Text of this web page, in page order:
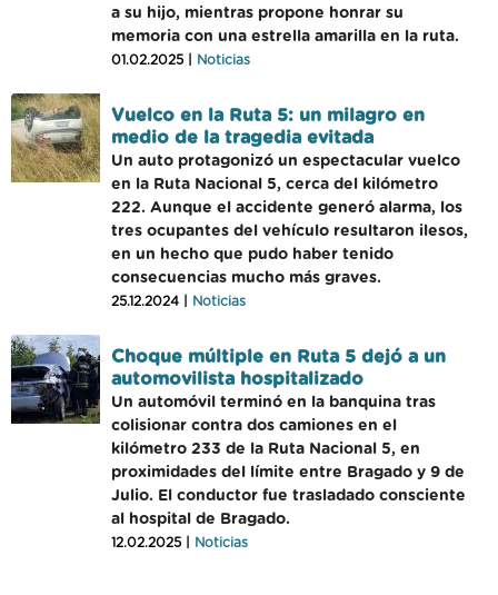
a su hijo, mientras propone honrar su
memoria con una estrella amarilla en la ruta.
01.02.2025 | Noticias
Vuelco en la Ruta 5: un milagro en
medio de la tragedia evitada
Un auto protagonizó un espectacular vuelco
en la Ruta Nacional 5, cerca del kilómetro
222. Aunque el accidente generó alarma, los
tres ocupantes del vehículo resultaron ilesos,
en un hecho que pudo haber tenido
consecuencias mucho más graves.
25.12.2024 | Noticias
Choque múltiple en Ruta 5 dejó a un
automovilista hospitalizado
Un automóvil terminó en la banquina tras
colisionar contra dos camiones en el
kilómetro 233 de la Ruta Nacional 5, en
proximidades del límite entre Bragado y 9 de
Julio. El conductor fue trasladado consciente
al hospital de Bragado.
12.02.2025 | Noticias